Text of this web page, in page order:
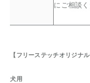
にご相談く
【フリーステッチオリジナ
犬用